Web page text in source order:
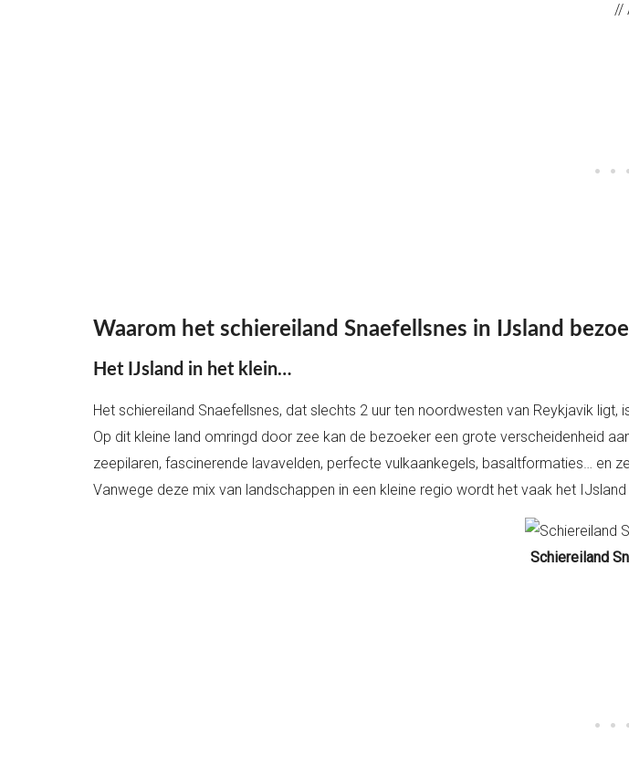
//
Waarom het schiereiland Snaefellsnes in IJsland
Het IJsland in het klein…
Het schiereiland Snaefellsnes, dat slechts 2 uur ten noordwesten van Reykjavik
Op dit kleine land omringd door zee kan de bezoeker een grote verscheidenheid
zeepilaren, fascinerende lavavelden, perfecte vulkaankegels, basaltformaties… en
Vanwege deze mix van landschappen in een kleine regio wordt het vaak het
Schiereiland